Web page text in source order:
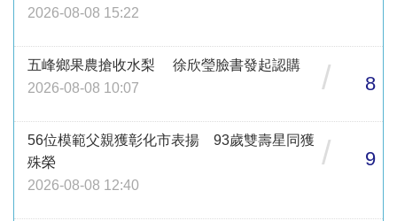
2026-08-08 15:22
五峰鄉果農搶收水梨 徐欣瑩臉書發起認購
2026-08-08 10:07
/ 8
56位模範父親獲彰化市表揚 93歲雙壽星同獲
殊榮
2026-08-08 12:40
/ 9